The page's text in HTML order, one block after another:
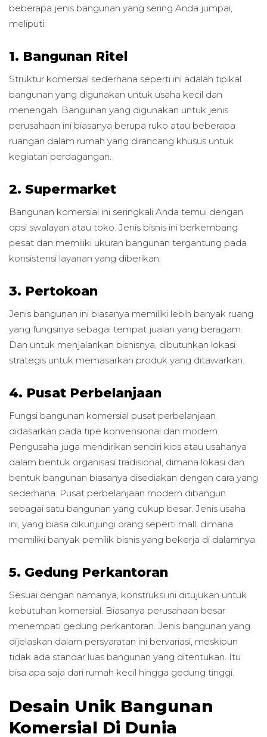
beberapa jenis bangunan yang sering Anda jumpai,
meliputi:
1. Bangunan Ritel
Struktur komersial sederhana seperti ini adalah tipikal
bangunan yang digunakan untuk usaha kecil dan
menengah. Bangunan yang digunakan untuk jenis
perusahaan ini biasanya berupa ruko atau beberapa
ruangan dalam rumah yang dirancang khusus untuk
kegiatan perdagangan.
2. Supermarket
Bangunan komersial ini seringkali Anda temui dengan
opsi swalayan atau toko. Jenis bisnis ini berkembang
pesat dan memiliki ukuran bangunan tergantung pada
konsistensi layanan yang diberikan.
3. Pertokoan
Jenis bangunan ini biasanya memiliki lebih banyak ruang
yang fungsinya sebagai tempat jualan yang beragam.
Dan untuk menjalankan bisnisnya, dibutuhkan lokasi
strategis untuk memasarkan produk yang ditawarkan.
4. Pusat Perbelanjaan
Fungsi bangunan komersial pusat perbelanjaan
didasarkan pada tipe konvensional dan modern.
Pengusaha juga mendirikan sendiri kios atau usahanya
dalam bentuk organisasi tradisional, dimana lokasi dan
bentuk bangunan biasanya disediakan dengan cara yang
sederhana. Pusat perbelanjaan modern dibangun
sebagai satu bangunan yang cukup besar. Jenis usaha
ini, yang biasa dikunjungi orang seperti mall, dimana
memiliki banyak pemilik bisnis yang bekerja di dalamnya.
5. Gedung Perkantoran
Sesuai dengan namanya, konstruksi ini ditujukan untuk
kebutuhan komersial. Biasanya perusahaan besar
menempati gedung perkantoran. Jenis bangunan yang
dijelaskan dalam persyaratan ini bervariasi, meskipun
tidak ada standar luas bangunan yang ditentukan. Itu
bisa apa saja dari rumah kecil hingga gedung tinggi.
Desain Unik Bangunan
Komersial Di Dunia